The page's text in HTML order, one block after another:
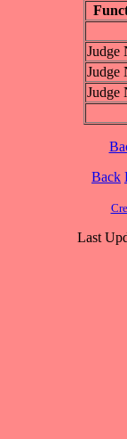
Judge
Judge
Judge
Back
Last